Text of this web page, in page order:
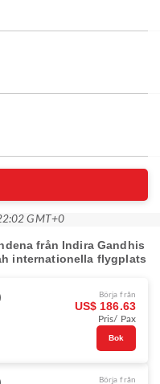
GMT+0
från Indira Gandhis
internationella flygplats
Börja från
US$ 186.63
Pris/ Pax
Bok
Börja från